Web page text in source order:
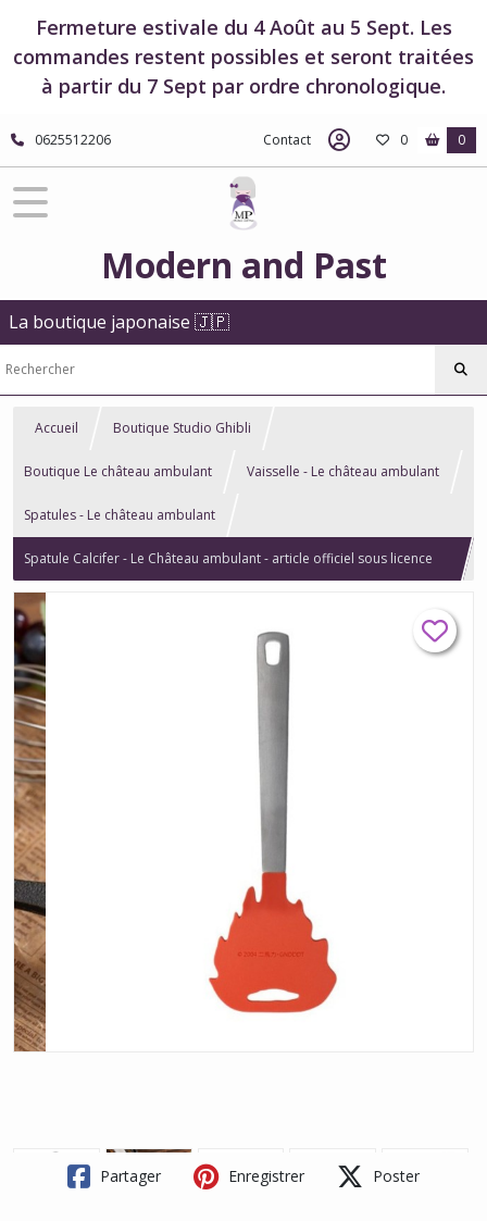
Fermeture estivale du 4 Août au 5 Sept. Les
commandes restent possibles et seront traitées
à partir du 7 Sept par ordre chronologique.
0625512206 Contact 0 0
Modern and Past
La boutique japonaise 🇯🇵
Accueil Boutique Studio Ghibli
Boutique Le château ambulant Vaisselle - Le château ambulant
Spatules - Le château ambulant
Spatule Calcifer - Le Château ambulant - article officiel sous licence
Studio Ghibli
Partager Enregistrer Poster